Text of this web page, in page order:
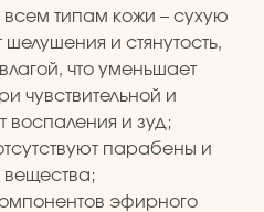
типам кожи – сухую
и стянутость,
что уменьшает
чувствительной и
и зуд;
парабены и
вещества;
эфирного
доставка
подарки